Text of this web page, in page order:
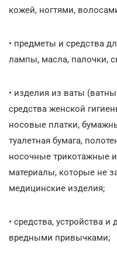
кожей, ногтями,
• предметы и средства
лампы, масла, палочки,
• изделия из ваты
средства женской
носовые платки,
туалетная бумага,
носочные трикотажные
материалы, которые не
медицинские изделия;
• средства, устройства
вредными привычками;